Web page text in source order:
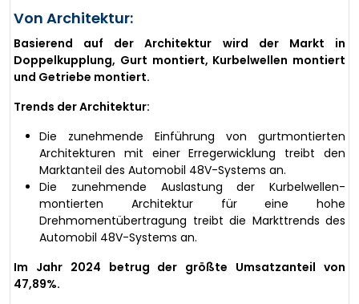
Von Architektur:
Basierend auf der Architektur wird der Markt in
Doppelkupplung, Gurt montiert, Kurbelwellen montiert
und Getriebe montiert.
Trends der Architektur:
Die zunehmende Einführung von gurtmontierten
Architekturen mit einer Erregerwicklung treibt den
Marktanteil des Automobil 48V-Systems an.
Die zunehmende Auslastung der Kurbelwellen-
montierten Architektur für eine hohe
Drehmomentübertragung treibt die Markttrends des
Automobil 48V-Systems an.
Im Jahr 2024 betrug der größte Umsatzanteil von
47,89%.